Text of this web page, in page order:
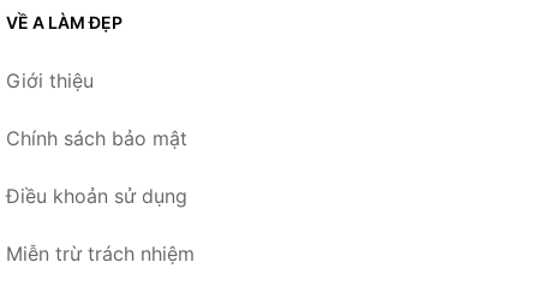
VỀ A LÀM ĐẸP
Giới thiệu
Chính sách bảo mật
Điều khoản sử dụng
Miễn trừ trách nhiệm